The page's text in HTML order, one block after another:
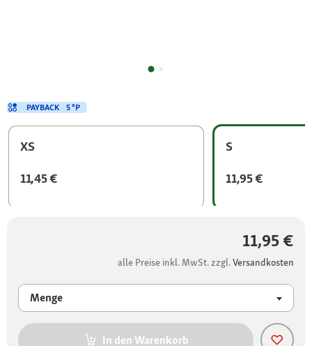
XS
11,45 €
S
11,95 €
11,95 €
alle Preise inkl. MwSt. zzgl.Versandkosten
Menge
In den Warenkorb
PAYBACK 5 °P